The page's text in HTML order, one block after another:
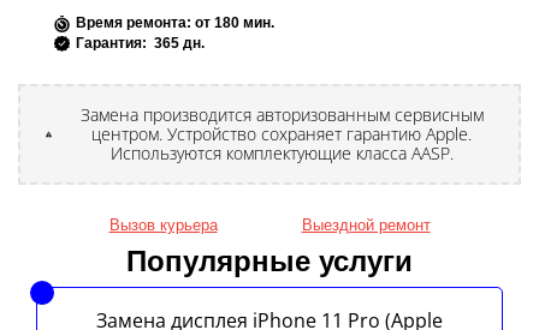
Время ремонта: от 180 мин.
Гарантия: 365 дн.
Замена производится авторизованным сервисным
центром. Устройство сохраняет гарантию Apple.
Используются комплектующие класса AASP.
Вызов курьера Выездной ремонт
Популярные услуги
Замена дисплея iPhone 11 Pro (Apple